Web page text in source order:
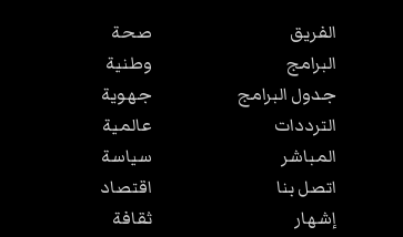
الفريق
البرامج
جدول البرامج
الترددات
المباشر
اتصل بنا
إشهار
صحة
وطنية
جهوية
عالمية
سياسة
اقتصاد
ثقافة